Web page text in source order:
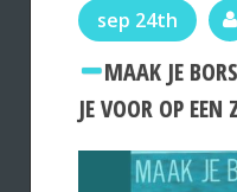
sep 24th
MAAK JE
JE VOOR OP EEN